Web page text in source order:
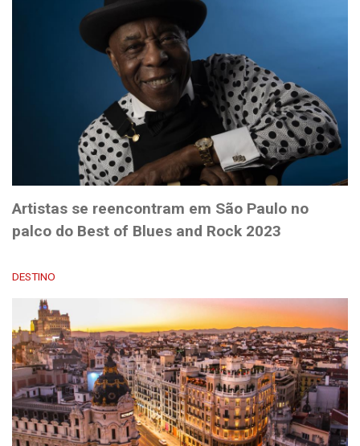
Artistas se reencontram em São Paulo no
palco do Best of Blues and Rock 2023
DESTINO